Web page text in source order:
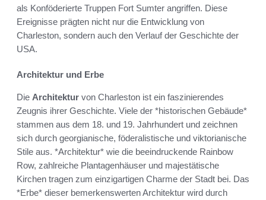
als Konföderierte Truppen Fort Sumter angriffen. Diese
Ereignisse prägten nicht nur die Entwicklung von
Charleston, sondern auch den Verlauf der Geschichte der
USA.
Architektur und Erbe
Die Architektur von Charleston ist ein faszinierendes
Zeugnis ihrer Geschichte. Viele der *historischen Gebäude*
stammen aus dem 18. und 19. Jahrhundert und zeichnen
sich durch georgianische, föderalistische und viktorianische
Stile aus. *Architektur* wie die beeindruckende Rainbow
Row, zahlreiche Plantagenhäuser und majestätische
Kirchen tragen zum einzigartigen Charme der Stadt bei. Das
*Erbe* dieser bemerkenswerten Architektur wird durch